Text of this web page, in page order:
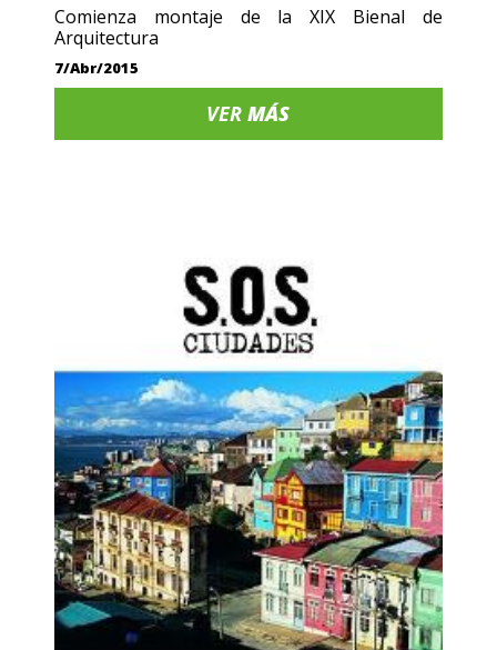
Comienza montaje de la XIX Bienal de
Arquitectura
7/Abr/2015
VERMÁS